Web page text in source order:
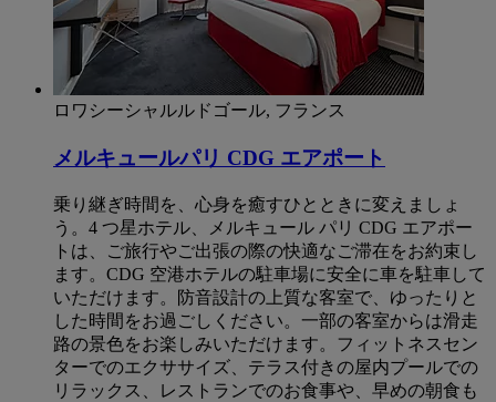
ロワシーシャルルドゴール, フランス
メルキュールパリ CDG エアポート
乗り継ぎ時間を、心身を癒すひとときに変えましょ
う。4 つ星ホテル、メルキュール パリ CDG エアポー
トは、ご旅行やご出張の際の快適なご滞在をお約束し
ます。CDG 空港ホテルの駐車場に安全に車を駐車して
いただけます。防音設計の上質な客室で、ゆったりと
した時間をお過ごしください。一部の客室からは滑走
路の景色をお楽しみいただけます。フィットネスセン
ターでのエクササイズ、テラス付きの屋内プールでの
リラックス、レストランでのお食事や、早めの朝食も